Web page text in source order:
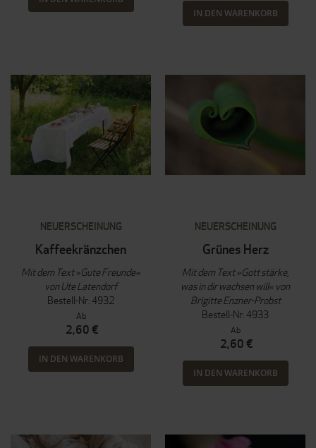
IN DEN WARENKORB
NEUERSCHEINUNG
Kaffeekränzchen
Mit dem Text »Gute Freunde«
von Ute Latendorf
Bestell-Nr: 4932
Ab
2,60 €
IN DEN WARENKORB
NEUERSCHEINUNG
Grünes Herz
Mit dem Text »Gott stärke,
was in dir wachsen will« von
Brigitte Enzner-Probst
Bestell-Nr: 4933
Ab
2,60 €
IN DEN WARENKORB